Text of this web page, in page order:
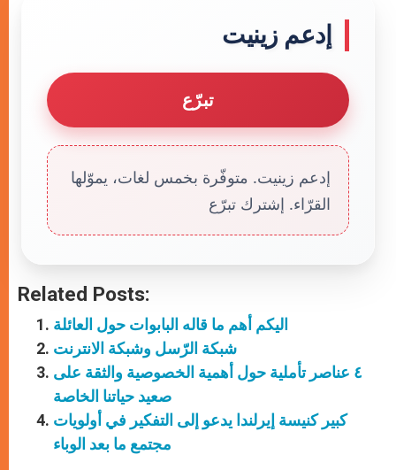
إدعم زينيت
تبرّع
إدعم زينيت. متوفّرة بخمس لغات، يموّلها
القرّاء. إشترك تبرّع
Related Posts:
اليكم أهم ما قاله البابوات حول العائلة
شبكة الرّسل وشبكة الانترنت
٤ عناصر تأملية حول أهمية الخصوصية والثقة على
صعيد حياتنا الخاصة
كبير كنيسة إيرلندا يدعو إلى التفكير في أولويات
مجتمع ما بعد الوباء